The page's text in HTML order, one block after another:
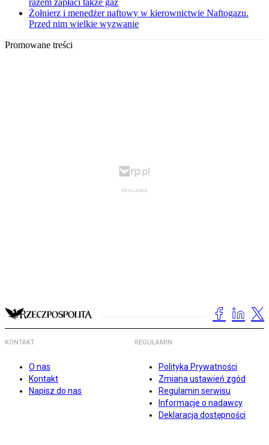
razem zapłaci także gaz
Żołnierz i menedżer naftowy w kierownictwie Naftogazu.
Przed nim wielkie wyzwanie
Promowane treści
KONTAKT
O nas
Kontakt
Napisz do nas
REGULAMIN
Polityka Prywatności
Zmiana ustawień zgód
Regulamin serwisu
Informacje o nadawcy
Deklaracja dostępności